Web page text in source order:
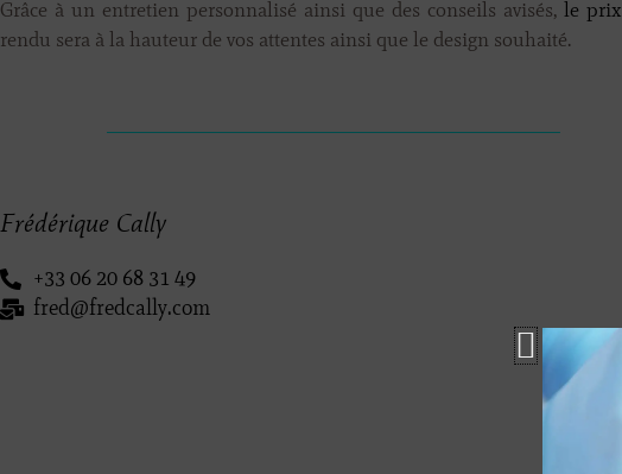
Grâce à un entretien personnalisé ainsi que des conseils avisés, le prix
rendu sera à la hauteur de vos attentes ainsi que le design souhaité.
Frédérique Cally
+33 06 20 68 31 49
fred@fredcally.com